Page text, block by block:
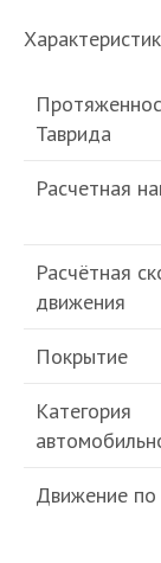
Таврида
Расчетная
Расчётная
движения
Покрытие
Категория
Движение по